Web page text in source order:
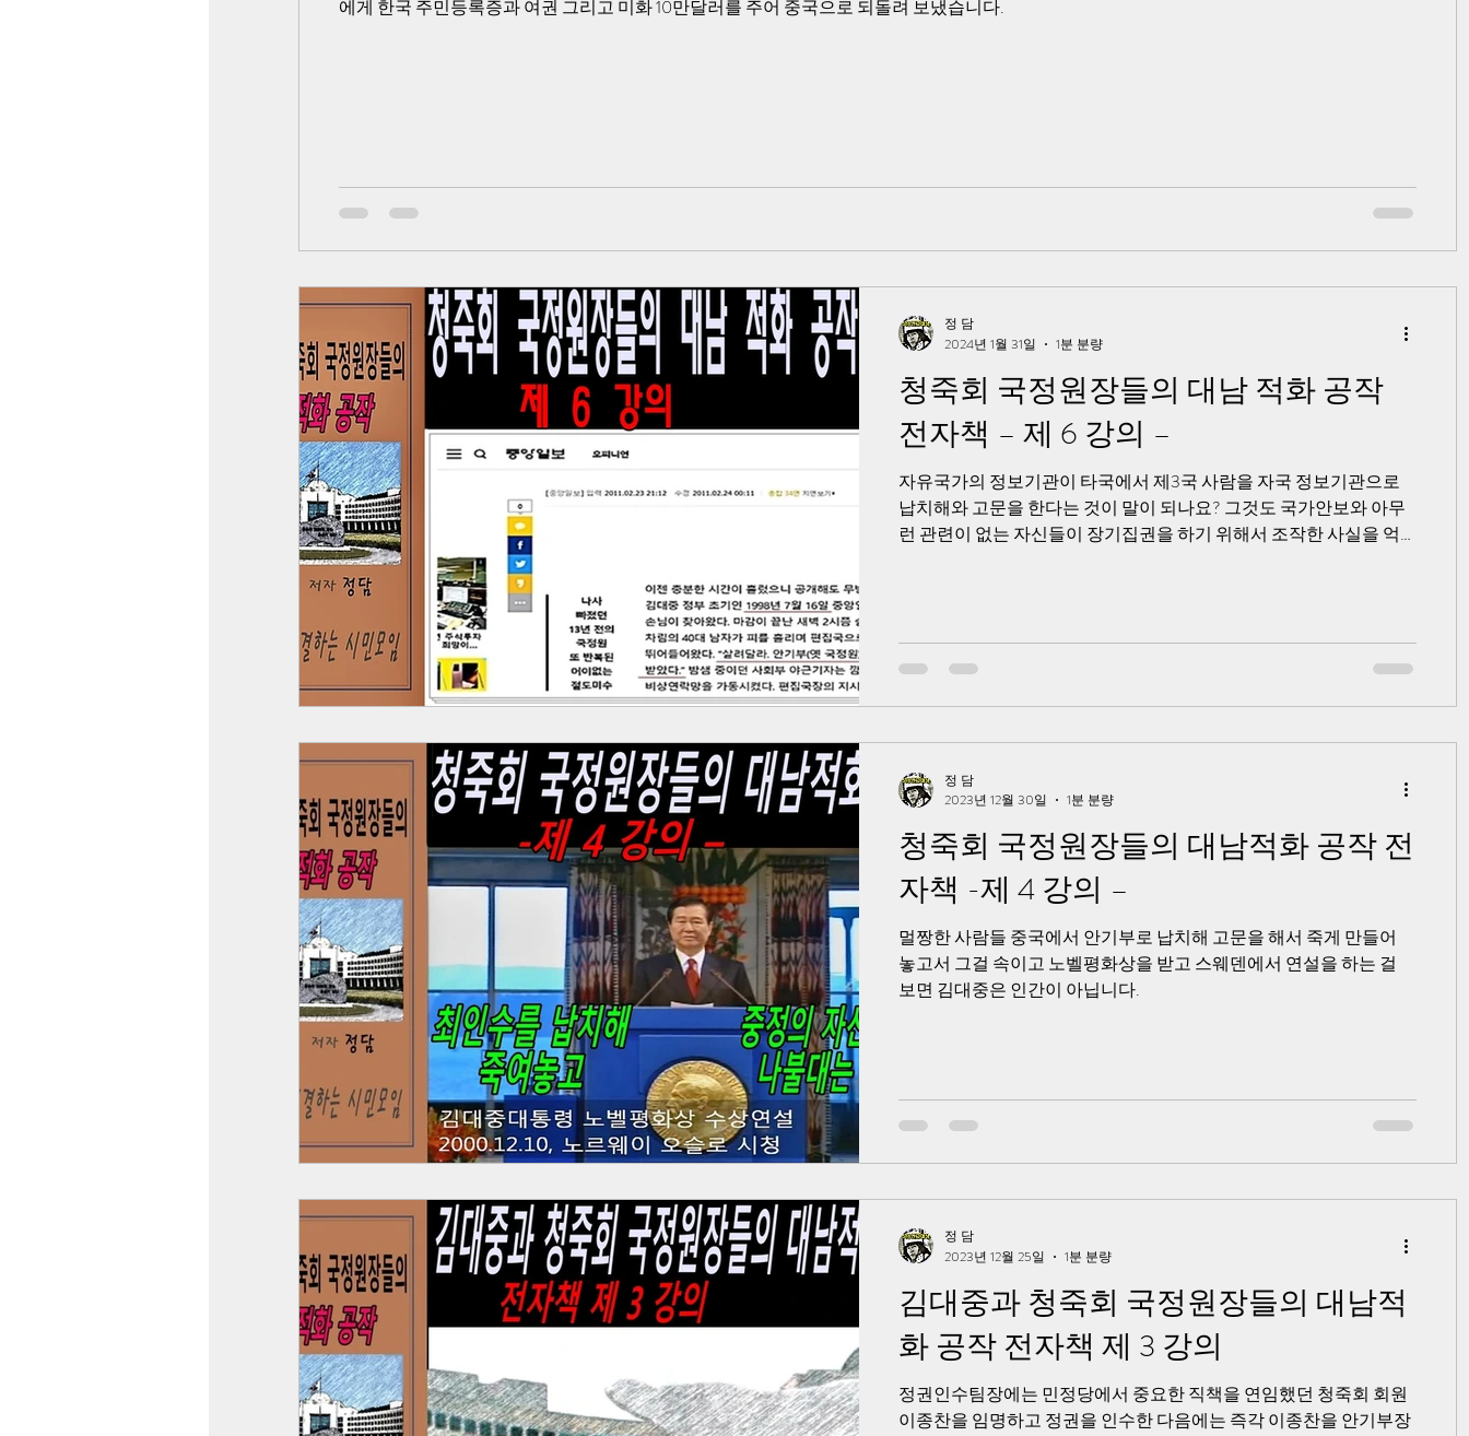
에게 한국 주민등록증과 여권 그리고 미화 10만달러를 주어 중국으로 되돌려 보냈습니다.
청죽회 국정원장들의 대남 적화 공작
전자책 – 제 6 강의 –
자유국가의 정보기관이 타국에서 제3국 사람을 자국 정보기관으로
납치해와 고문을 한다는 것이 말이 되나요? 그것도 국가안보와 아무
런 관련이 없는 자신들이 장기집권을 하기 위해서 조작한 사실을 억
정 담
2024년 1월 31일
1분 분량
청죽회 국정원장들의 대남적화 공작 전
자책 -제 4 강의 –
멀짱한 사람들 중국에서 안기부로 납치해 고문을 해서 죽게 만들어
놓고서 그걸 속이고 노벨평화상을 받고 스웨덴에서 연설을 하는 걸
보면 김대중은 인간이 아닙니다.
정 담
2023년 12월 30일
1분 분량
김대중과 청죽회 국정원장들의 대남적
화 공작 전자책 제 3 강의
정권인수팀장에는 민정당에서 중요한 직책을 연임했던 청죽회 회원
이종찬을 임명하고 정권을 인수한 다음에는 즉각 이종찬을 안기부장
정 담
2023년 12월 25일
1분 분량